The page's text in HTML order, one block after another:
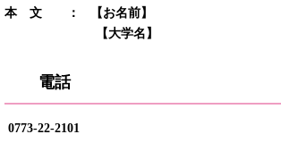
本 文 ： 【お名前】
【大学名】
電話
0773-22-2101